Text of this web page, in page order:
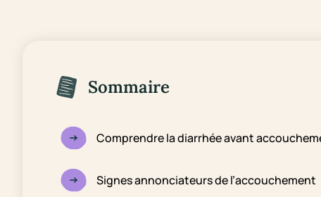
Sommaire
Comprendre la diarrhée avant
Signes annonciateurs de l’accouchement